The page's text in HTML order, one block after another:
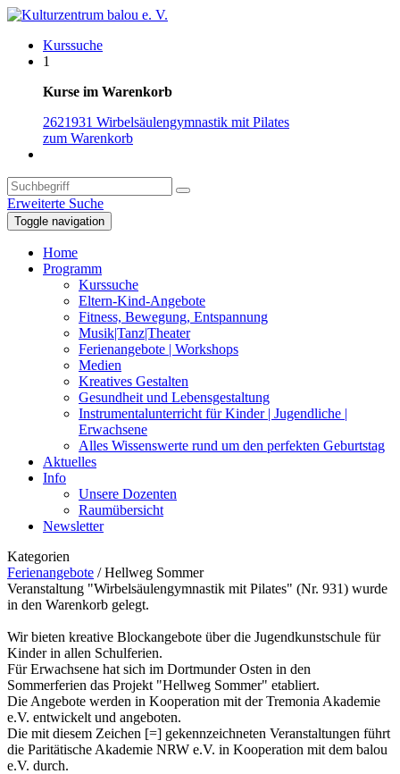
Kurssuche
1
Kurse im Warenkorb
2621931 Wirbelsäulengymnastik mit Pilates
zum Warenkorb
Erweiterte Suche
Toggle navigation
Home
Programm
Kurssuche
Eltern-Kind-Angebote
Fitness, Bewegung, Entspannung
Musik|Tanz|Theater
Ferienangebote | Workshops
Medien
Kreatives Gestalten
Gesundheit und Lebensgestaltung
Instrumentalunterricht für Kinder | Jugendliche |
Erwachsene
Alles Wissenswerte rund um den perfekten Geburtstag
Aktuelles
Info
Unsere Dozenten
Raumübersicht
Newsletter
Kategorien
Ferienangebote /Hellweg Sommer
Veranstaltung "Wirbelsäulengymnastik mit Pilates" (Nr. 931) wurde
in den Warenkorb gelegt.
Wir bieten kreative Blockangebote über die Jugendkunstschule für
Kinder in allen Schulferien.
Für Erwachsene hat sich im Dortmunder Osten in den
Sommerferien das Projekt "Hellweg Sommer" etabliert.
Die Angebote werden in Kooperation mit der Tremonia Akademie
e.V. entwickelt und angeboten.
Die mit diesem Zeichen [=] gekennzeichneten Veranstaltungen führt
die Paritätische Akademie NRW e.V. in Kooperation mit dem balou
e.V. durch.